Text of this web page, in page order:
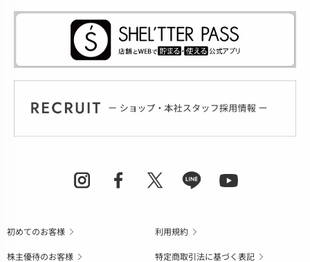
初めてのお客様
利用規約
株主優待のお客様
特定商取引法に基づく表記